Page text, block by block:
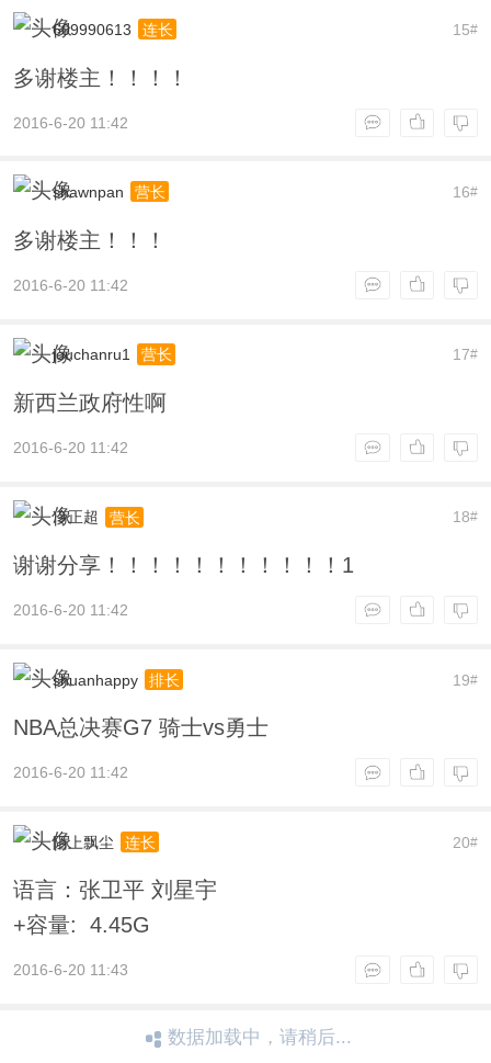
15#
609990613 连长
多谢楼主！！！！
2016-6-20 11:42
16#
shawnpan 营长
多谢楼主！！！
2016-6-20 11:42
17#
jouchanru1 营长
新西兰政府性啊
2016-6-20 11:42
18#
冷正超 营长
谢谢分享！！！！！！！！！！！1
2016-6-20 11:42
19#
shuanhappy 排长
NBA总决赛G7 骑士vs勇士
2016-6-20 11:42
20#
陌上飘尘 连长
语言：张卫平 刘星宇
+容量: 4.45G
2016-6-20 11:43
数据加载中，请稍后...